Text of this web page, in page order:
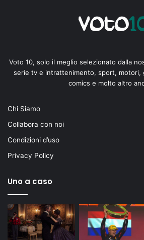
Voto 10, solo il meglio selezionato dalla
serie tv e intrattenimento, sport, motori,
comics e molto altro
Chi Siamo
Collabora con noi
Condizioni d’uso
Privacy Policy
Uno a caso